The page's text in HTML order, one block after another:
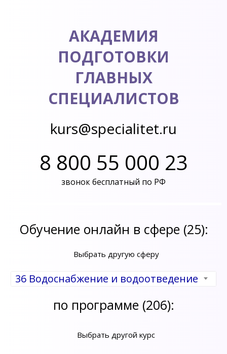
АКАДЕМИЯ
ПОДГОТОВКИ
ГЛАВНЫХ
СПЕЦИАЛИСТОВ
kurs@specialitet.ru
8 800 55 000 23
звонок бесплатный по РФ
Обучение онлайн в сфере (25):
Выбрать другую сферу
36 Водоснабжение и водоотведение
по программе (206):
Выбрать другой курс